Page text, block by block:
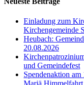
Einladung zum
Kirchengemeinde
Heubach:
20.08.2026
und Gemeindefest
Spendenaktion
Mariä